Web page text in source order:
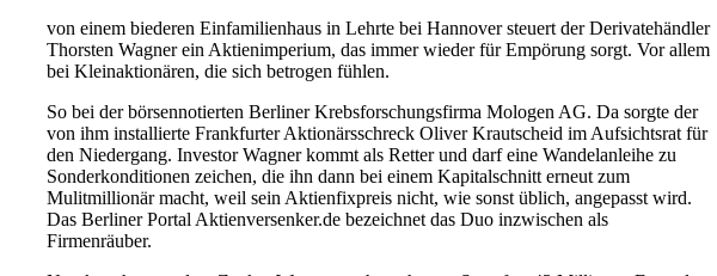
von einem biederen Einfamilienhaus in Lehrte bei Hannover steuert der Derivatehändler
Thorsten Wagner ein Aktienimperium, das immer wieder für Empörung sorgt. Vor allem
bei Kleinaktionären, die sich betrogen fühlen.
So bei der börsennotierten Berliner Krebsforschungsfirma Mologen AG. Da sorgte der
von ihm installierte Frankfurter Aktionärsschreck Oliver Krautscheid im Aufsichtsrat für
den Niedergang. Investor Wagner kommt als Retter und darf eine Wandelanleihe zu
Sonderkonditionen zeichen, die ihn dann bei einem Kapitalschnitt erneut zum
Mulitmillionär macht, weil sein Aktienfixpreis nicht, wie sonst üblich, angepasst wird.
Das Berliner Portal Aktienversenker.de bezeichnet das Duo inzwischen als
Firmenräuber.